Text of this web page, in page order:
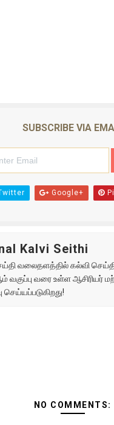
SUBSCRIBE VIA
Google+
Kalvi Seithi
வலைதளத்தில் கல்வி
வகுப்பு வரை உள்ள
செய்யப்படுகிறது!
NO COMMENTS: